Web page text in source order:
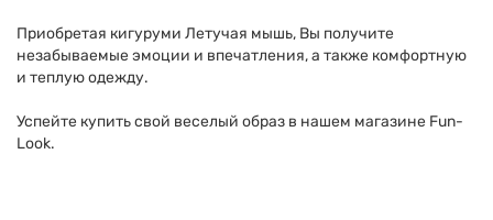
Приобретая кигуруми Летучая мышь, Вы получите
незабываемые эмоции и впечатления, а также комфортную
и теплую одежду.
Успейте купить свой веселый образ в нашем магазине Fun-
Look.